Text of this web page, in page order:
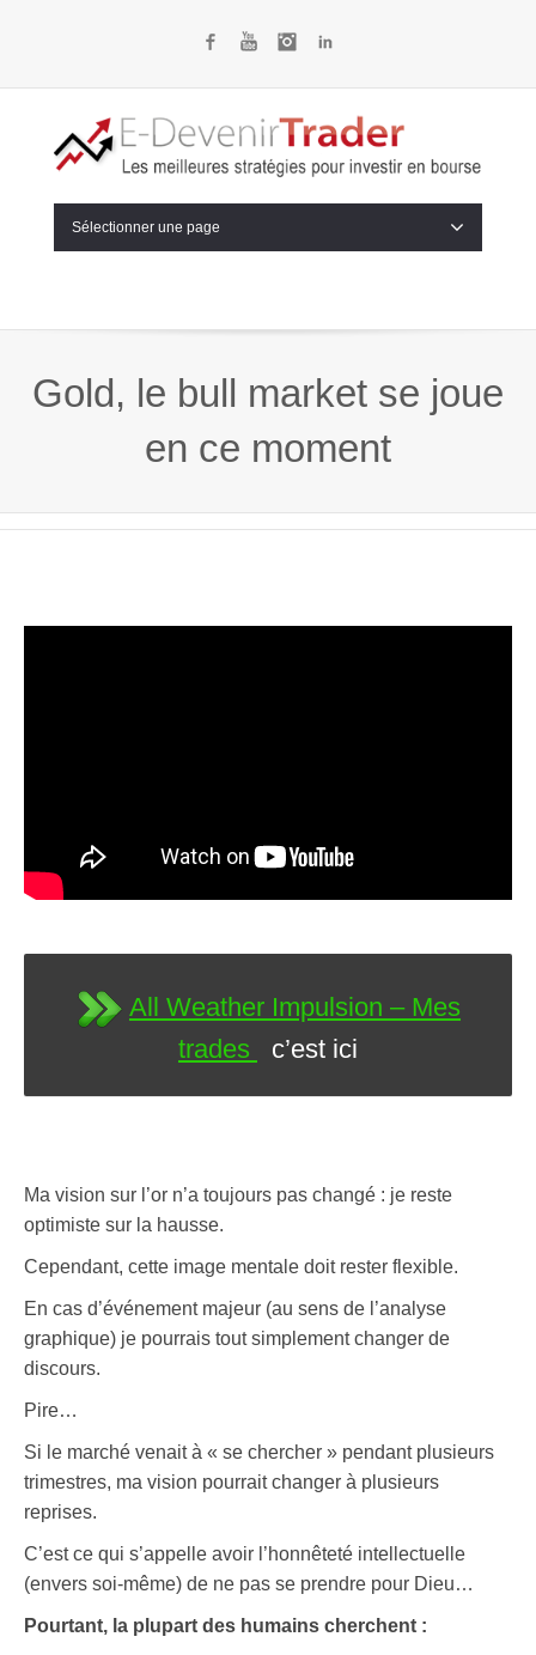
FacebookYouTubeInstagram
Sélectionner une page
Gold, le bull market se joue
en ce moment
All Weather Impulsion – Mes
trades
c’est ici
Ma vision sur l’or n’a toujours pas changé : je reste
optimiste sur la hausse.
Cependant, cette image mentale doit rester flexible.
En cas d’événement majeur (au sens de l’analyse
graphique) je pourrais tout simplement changer de
discours.
Pire…
Si le marché venait à « se chercher » pendant plusieurs
trimestres, ma vision pourrait changer à plusieurs
reprises.
C’est ce qui s’appelle avoir l’honnêteté intellectuelle
(envers soi-même) de ne pas se prendre pour Dieu…
Pourtant, la plupart des humains cherchent :